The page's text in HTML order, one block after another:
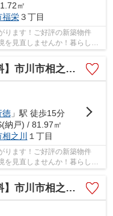
㎡
福栄３丁目
ります！ご好評の新築物件
を見直しませんか！暮らしの
相之川 新築戸建て
徳」駅 徒歩15分
納戸) / 81.97㎡
相之川 １丁目
ります！ご好評の新築物件
を見直しませんか！暮らしの
相之川 新築戸建て